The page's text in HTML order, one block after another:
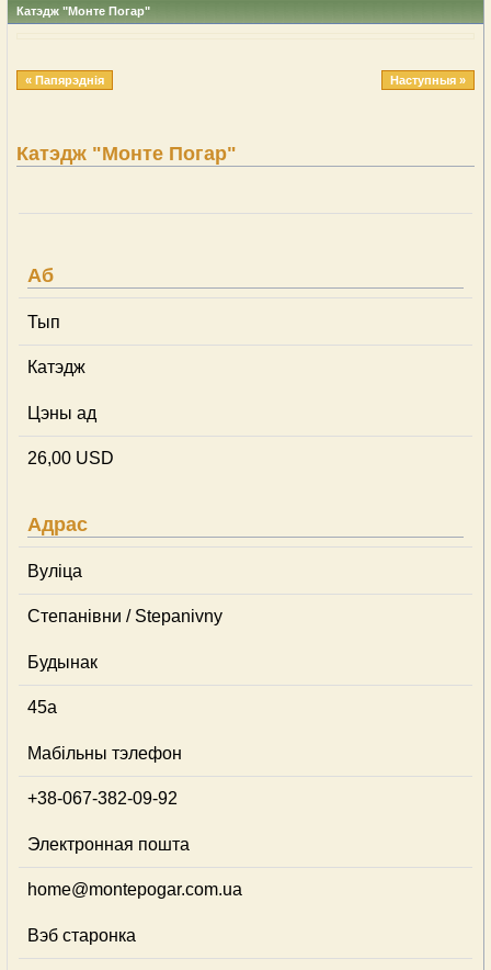
Катэдж "Монте Погар"
« Папярэднія Наступныя »
Катэдж "Монте Погар"
Аб
Тып
Катэдж
Цэны ад
26,00 USD
Адрас
Вуліца
Степанівни / Stepanivny
Будынак
45а
Мабільны тэлефон
+38-067-382-09-92
Электронная пошта
home@montepogar.com.ua
Вэб старонка